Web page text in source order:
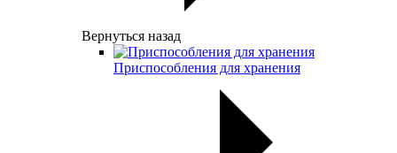
Вернуться назад
Приспособления для хранения